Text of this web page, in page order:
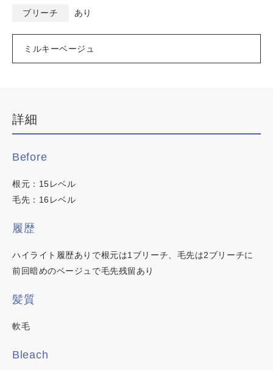
デザインカラー
韓国・ワンホン
明るい白髪染め
時短カラー
ノンジアミンカラー
ブリーチ あり
ミルキーベージュ
詳細
Before
根元：15レベル
毛先：16レベル
履歴
ハイライト履歴ありで根元は1ブリーチ、毛先は2ブリーチに
前回暗めのベージュで毛先残留あり
髪質
軟毛
Bleach